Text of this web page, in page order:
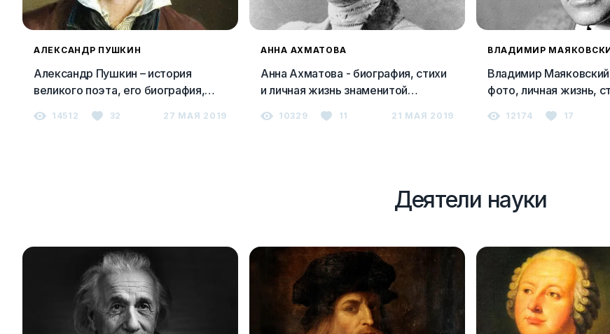
АЛЕКСАНДР ПУШКИН
Александр Пушкин – история
великого поэта, его биография,
14512 32 27 МАЯ 2019
АННА АХМАТОВА
Анна Ахматова - биография, стихи
и личная жизнь знаменитой
10329 11 21 МАЯ 2019
ВЛАДИМИР
Владимир
фото, личная жизнь,
12174 17
Деятели науки